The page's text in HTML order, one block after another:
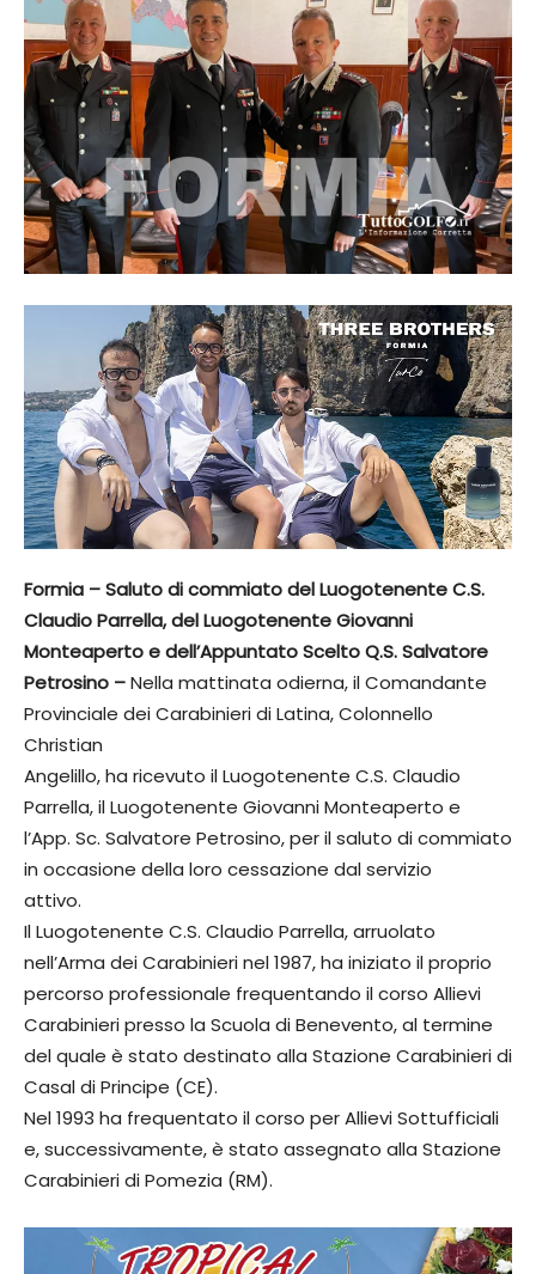
Formia – Saluto di commiato del Luogotenente C.S.
Claudio Parrella, del Luogotenente Giovanni
Monteaperto e dell’Appuntato Scelto Q.S. Salvatore
Petrosino –Nella mattinata odierna, il Comandante
Provinciale dei Carabinieri di Latina, Colonnello
Christian
Angelillo, ha ricevuto il Luogotenente C.S. Claudio
Parrella, il Luogotenente Giovanni Monteaperto e
l’App. Sc. Salvatore Petrosino, per il saluto di commiato
in occasione della loro cessazione dal servizio
attivo.
Il Luogotenente C.S. Claudio Parrella, arruolato
nell’Arma dei Carabinieri nel 1987, ha iniziato il proprio
percorso professionale frequentando il corso Allievi
Carabinieri presso la Scuola di Benevento, al termine
del quale è stato destinato alla Stazione Carabinieri di
Casal di Principe (CE).
Nel 1993 ha frequentato il corso per Allievi Sottufficiali
e, successivamente, è stato assegnato alla Stazione
Carabinieri di Pomezia (RM).